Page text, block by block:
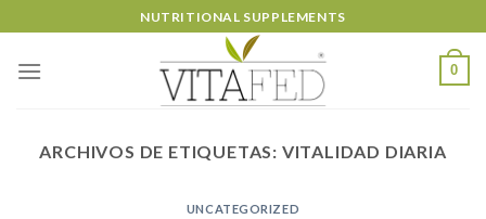
to
content
NUTRITIONAL SUPPLEMENTS
0
ARCHIVOS DE ETIQUETAS: VITALIDAD DIARIA
UNCATEGORIZED